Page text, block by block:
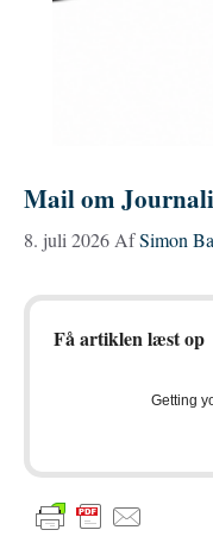
Mail om
8. juli 2026 AfSimon
Få artiklen læst op
Getting